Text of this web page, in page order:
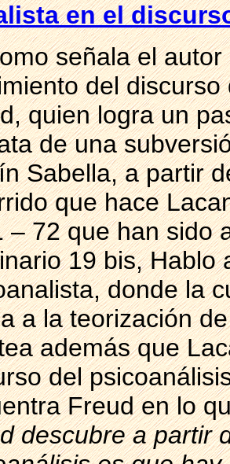
en el
señala el
del
quien logra un
de una
Sabella, a partir
que hace
– 72 que han sido
19 bis, Hablo
donde la
a la teorización
además que
del
Freud en lo
descubre a partir